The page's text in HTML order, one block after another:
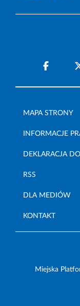
MAPA STRONY
INFORMACJE
DEKLARACJA
RSS
DLA MEDIÓW
KONTAKT
Miejska